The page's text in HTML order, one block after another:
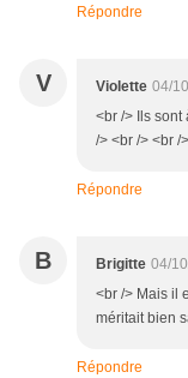
Répondre
V Violette 04/
<br /> Ils sont
/> <br /> <br />
Répondre
B Brigitte 04/
<br /> Mais il
méritait bien
Répondre